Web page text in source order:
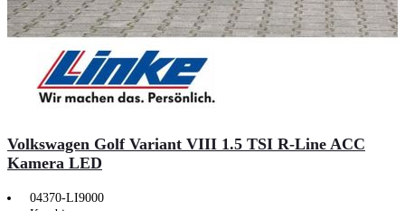
Volkswagen Golf Variant VIII 1.5 TSI R-Line ACC
Kamera LED
04370-LI9000